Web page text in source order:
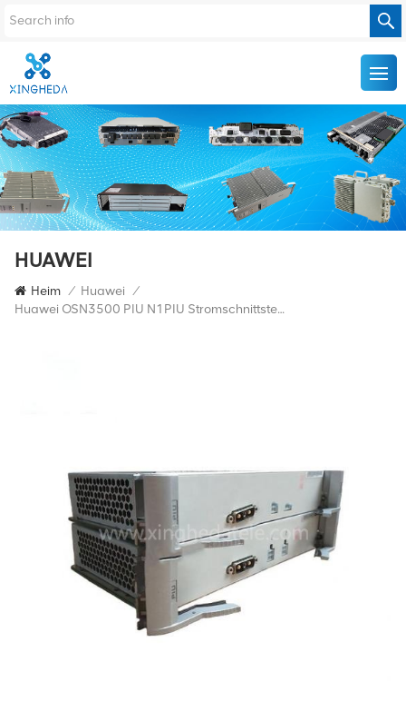
HUAWEI
Heim / Huawei /
Huawei OSN3500 PIU N1PIU Stromschnittstellenplatine